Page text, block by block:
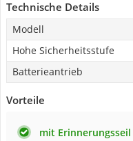
Technische Details
Modell
Hohe Sicherheitsstufe
Batterieantrieb
Vorteile
mit Erinnerungsseil